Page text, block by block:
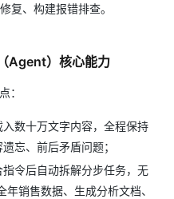
复、构建报错排查。
Agent）核心能力
：
数十万文字内容，全程保持
忘、前后矛盾问题；
令后自动拆解分步任务，无
销售数据、生成分析文档、